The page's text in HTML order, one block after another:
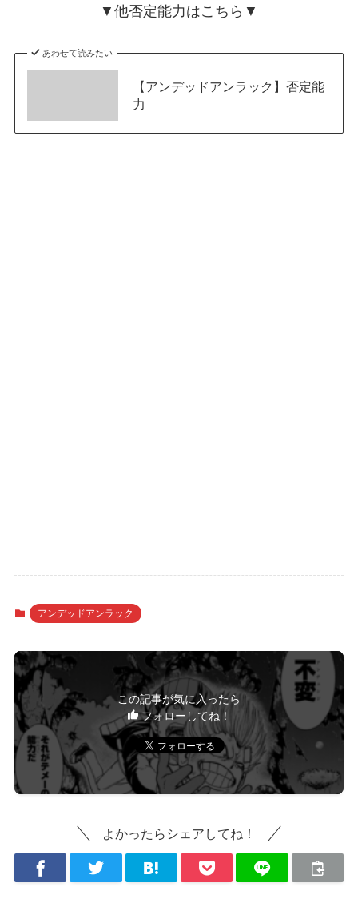
▼他否定能力はこちら▼
あわせて読みたい
【アンデッドアンラック】否定能
力
アンデッドアンラック
この記事が気に入ったら
フォローしてね！
よかったらシェアしてね！